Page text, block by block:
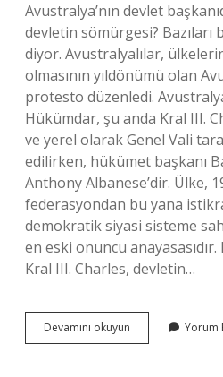
Avustralya’nın devlet
devletin sömürgesi? Bazıları
diyor. Avustralyalılar,
olmasının yıldönümü olan
protesto düzenledi.
Hükümdar, şu anda Kral III.
ve yerel olarak Genel Vali
edilirken, hükümet başkanı
Anthony Albanese’dir. Ülke,
federasyondan bu yana
demokratik siyasi sisteme
en eski onuncu
Kral III. Charles, devletin…
Devamını okuyun Avustralya
Hangi
Yorum